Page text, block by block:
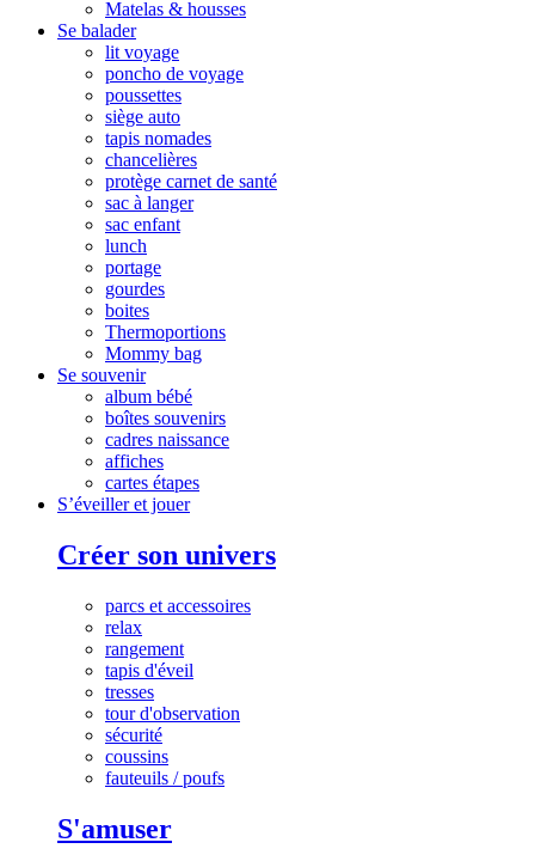
Matelas & housses
Se balader
lit voyage
poncho de voyage
poussettes
siège auto
tapis nomades
chancelières
protège carnet de santé
sac à langer
sac enfant
lunch
portage
gourdes
boites
Thermoportions
Mommy bag
Se souvenir
album bébé
boîtes souvenirs
cadres naissance
affiches
cartes étapes
S’éveiller et jouer
Créer son univers
parcs et accessoires
relax
rangement
tapis d'éveil
tresses
tour d'observation
sécurité
coussins
fauteuils / poufs
S'amuser